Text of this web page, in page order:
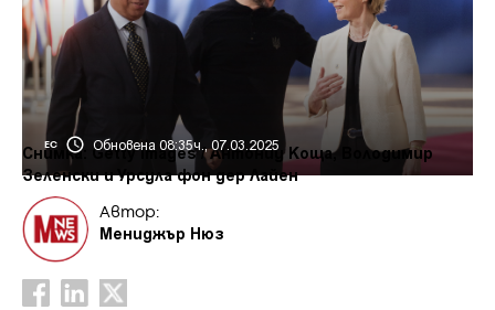
ЕС Обновена 08:35ч., 07.03.2025
Снимка: Getty images / Антониу Коща, Володимир
Зеленски и Урсула фон дер Лайен
Автор:
Мениджър Нюз